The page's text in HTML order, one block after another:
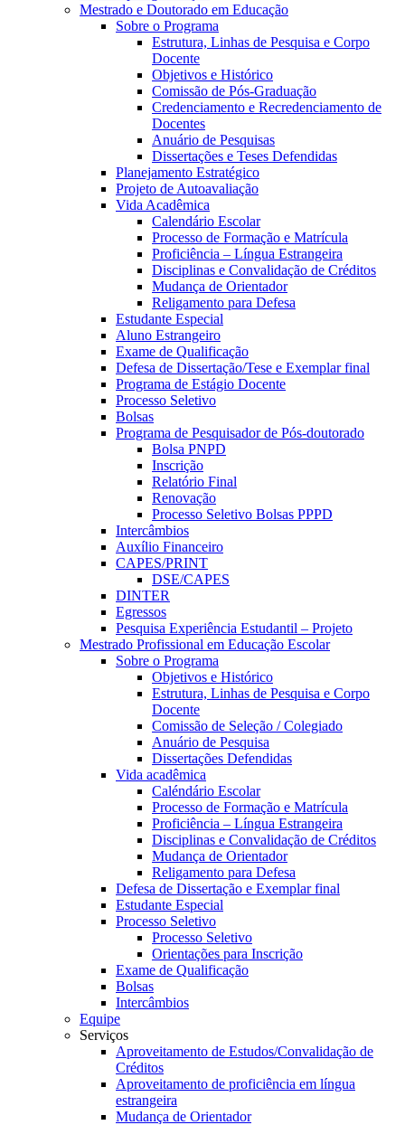
Mestrado e Doutorado em Educação
Sobre o Programa
Estrutura, Linhas de Pesquisa e Corpo
Docente
Objetivos e Histórico
Comissão de Pós-Graduação
Credenciamento e Recredenciamento de
Docentes
Anuário de Pesquisas
Dissertações e Teses Defendidas
Planejamento Estratégico
Projeto de Autoavaliação
Vida Acadêmica
Calendário Escolar
Processo de Formação e Matrícula
Proficiência – Língua Estrangeira
Disciplinas e Convalidação de Créditos
Mudança de Orientador
Religamento para Defesa
Estudante Especial
Aluno Estrangeiro
Exame de Qualificação
Defesa de Dissertação/Tese e Exemplar final
Programa de Estágio Docente
Processo Seletivo
Bolsas
Programa de Pesquisador de Pós-doutorado
Bolsa PNPD
Inscrição
Relatório Final
Renovação
Processo Seletivo Bolsas PPPD
Intercâmbios
Auxílio Financeiro
CAPES/PRINT
DSE/CAPES
DINTER
Egressos
Pesquisa Experiência Estudantil – Projeto
Mestrado Profissional em Educação Escolar
Sobre o Programa
Objetivos e Histórico
Estrutura, Linhas de Pesquisa e Corpo
Docente
Comissão de Seleção / Colegiado
Anuário de Pesquisa
Dissertações Defendidas
Vida acadêmica
Caléndário Escolar
Processo de Formação e Matrícula
Proficiência – Língua Estrangeira
Disciplinas e Convalidação de Créditos
Mudança de Orientador
Religamento para Defesa
Defesa de Dissertação e Exemplar final
Estudante Especial
Processo Seletivo
Processo Seletivo
Orientações para Inscrição
Exame de Qualificação
Bolsas
Intercâmbios
Equipe
Serviços
Aproveitamento de Estudos/Convalidação de
Créditos
Aproveitamento de proficiência em língua
estrangeira
Mudança de Orientador